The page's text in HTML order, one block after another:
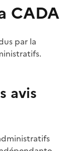
CADA
par la
avis